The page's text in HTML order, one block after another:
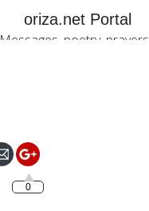
oriza.net Portal
Messages, poetry, prayers...
0